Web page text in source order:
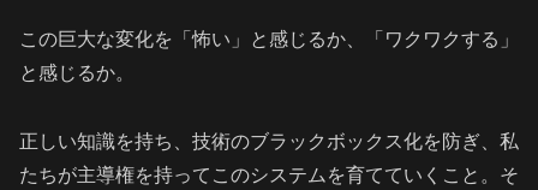
この巨大な変化を「怖い」と感じるか、「ワクワクする」
と感じるか。
正しい知識を持ち、技術のブラックボックス化を防ぎ、私
たちが主導権を持ってこのシステムを育てていくこと。そ